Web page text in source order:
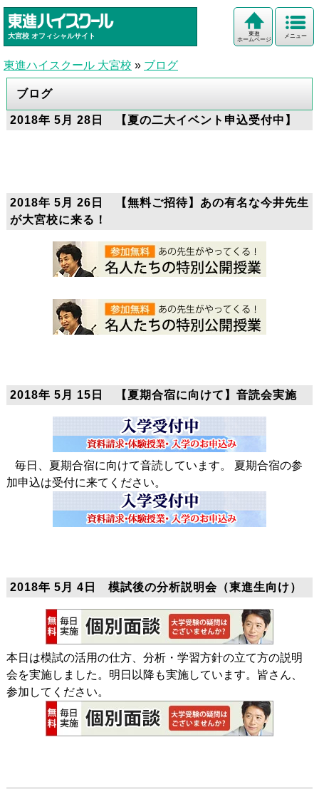
大宮校 オフィシャルサイト メニュー
東進
ホームページ
東進ハイスクール 大宮校 » ブログ
ブログ
2018年 5月 28日 【夏の二大イベント申込受付中】
2018年 5月 26日 【無料ご招待】あの有名な今井先生
が大宮校に来る！
2018年 5月 15日 【夏期合宿に向けて】音読会実施
毎日、夏期合宿に向けて音読しています。 夏期合宿の参
加申込は受付に来てください。
2018年 5月 4日 模試後の分析説明会（東進生向け）
本日は模試の活用の仕方、分析・学習方針の立て方の説明
会を実施しました。明日以降も実施しています。皆さん、
参加してください。